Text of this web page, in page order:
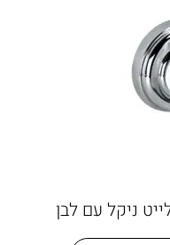
ניקל עם לבן